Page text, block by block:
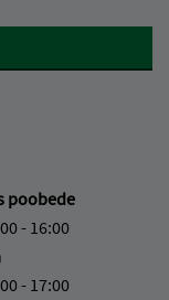
poobede
- 16:00
- 17:00